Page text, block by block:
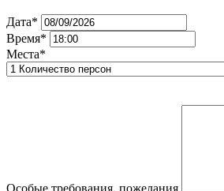
Дата*
Время*
Места*
Особые требования, пожелания